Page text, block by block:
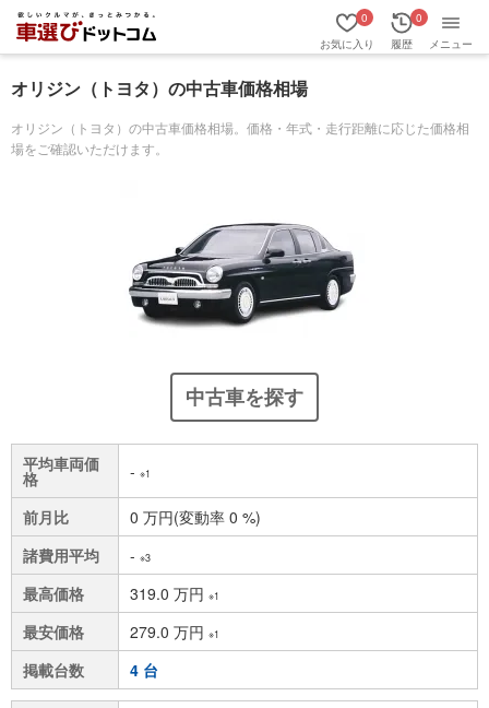
お気に入り
0
履歴
0
メニュー
オリジン（トヨタ）の中古車価格相場
オリジン（トヨタ）の中古車価格相場。価格・年式・走行距離に応じた価格相
場をご確認いただけます。
中古車を探す
平均車両価
格 - ※1
前月比
0 万円(変動率 0 %)
諸費用平均
- ※3
最高価格 319.0 万円 ※1
最安価格 279.0 万円 ※1
掲載台数 4 台